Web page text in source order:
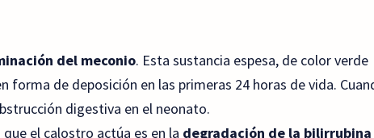
del meconio. Esta sustancia espesa, de color verde
forma de deposición en las primeras 24 horas de vida.
digestiva en el neonato.
el calostro actúa es en la degradación de la bilirrubina